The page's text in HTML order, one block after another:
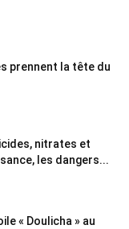
prennent la tête du
nitrates et
les dangers...
« Doulicha » au